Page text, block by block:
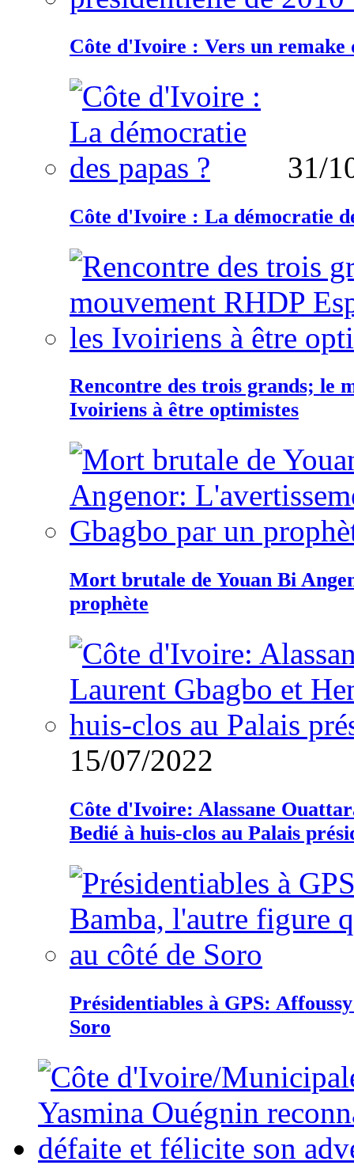
Côte d'Ivoire : Vers un remake
31/
Côte d'Ivoire : La démocratie
Rencontre des trois grands; le
Ivoiriens à être optimistes
Mort brutale de Youan Bi
prophète
15/07/2022
Côte d'Ivoire: Alassane
Bedié à huis-clos au Palais
Présidentiables à GPS:
Soro